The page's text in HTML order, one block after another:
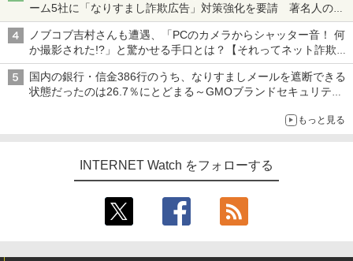
ーム5社に「なりすまし詐欺広告」対策強化を要請 著名人の写
真や映像を使った投資詐欺などへの対策として
ノブコブ吉村さんも遭遇、「PCのカメラからシャッター音！ 何
か撮影された!?」と驚かせる手口とは？【それってネット詐欺で
すよ！】
国内の銀行・信金386行のうち、なりすましメールを遮断できる
状態だったのは26.7％にとどまる～GMOブランドセキュリティ
もっと見る
INTERNET Watch をフォローする